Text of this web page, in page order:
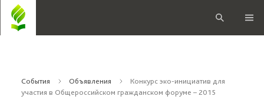
События Объявления
Конкурс эко-инициатив для
участия в Общероссийском гражданском форуме – 2015